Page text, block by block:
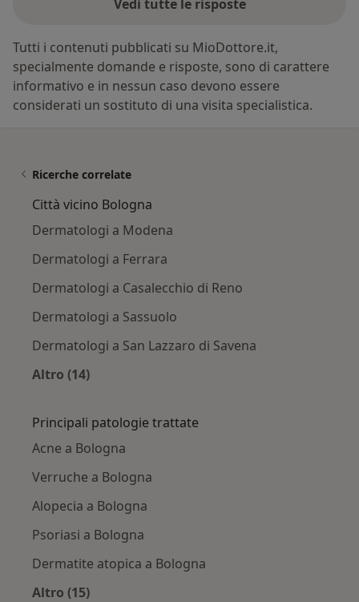
Vedi tutte le risposte
Tutti i contenuti pubblicati su MioDottore.it,
specialmente domande e risposte, sono di carattere
informativo e in nessun caso devono essere
considerati un sostituto di una visita specialistica.
Ricerche correlate
Città vicino Bologna
Dermatologi a Modena
Dermatologi a Ferrara
Dermatologi a Casalecchio di Reno
Dermatologi a Sassuolo
Dermatologi a San Lazzaro di Savena
Altro (14)
Principali patologie trattate
Acne a Bologna
Verruche a Bologna
Alopecia a Bologna
Psoriasi a Bologna
Dermatite atopica a Bologna
Altro (15)